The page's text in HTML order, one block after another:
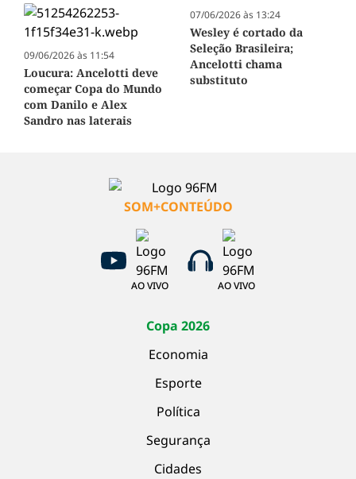
09/06/2026 às 11:54
Loucura: Ancelotti deve
começar Copa do Mundo
com Danilo e Alex
Sandro nas laterais
07/06/2026 às 13:24
Wesley é cortado da
Seleção Brasileira;
Ancelotti chama
substituto
SOM+CONTEÚDO
AO VIVO AO VIVO
Copa 2026
Economia
Esporte
Política
Segurança
Cidades